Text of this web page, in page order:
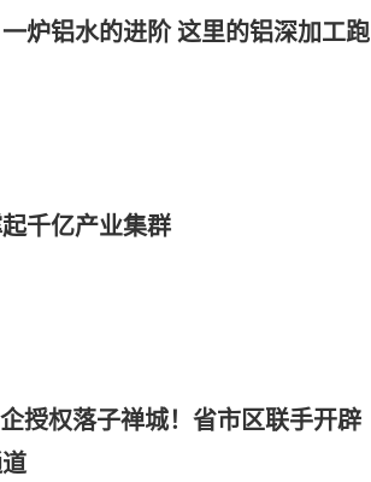
炉铝水的进阶 这里的铝深加工跑
千亿产业集群
授权落子禅城！省市区联手开辟